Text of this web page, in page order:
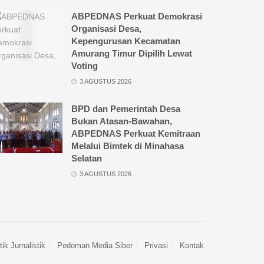
ABPEDNAS Perkuat Demokrasi
Organisasi Desa,
Kepengurusan Kecamatan
Amurang Timur Dipilih Lewat
Voting
3 AGUSTUS 2026
BPD dan Pemerintah Desa
Bukan Atasan-Bawahan,
ABPEDNAS Perkuat Kemitraan
Melalui Bimtek di Minahasa
Selatan
3 AGUSTUS 2026
Jurnalistik Pedoman Media Siber Privasi Kontak